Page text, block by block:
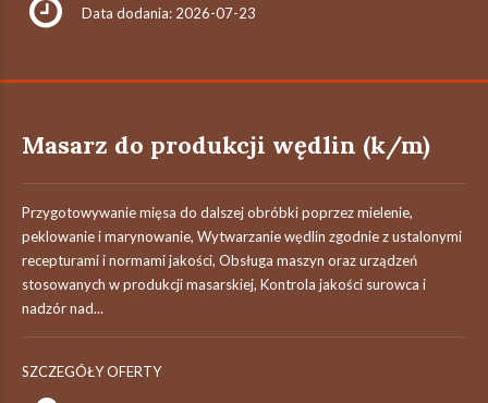
Data dodania: 2026-07-23
Masarz do produkcji wędlin (k/m)
Przygotowywanie mięsa do dalszej obróbki poprzez mielenie,
peklowanie i marynowanie, Wytwarzanie wędlin zgodnie z ustalonymi
recepturami i normami jakości, Obsługa maszyn oraz urządzeń
stosowanych w produkcji masarskiej, Kontrola jakości surowca i
nadzór nad...
SZCZEGÓŁY OFERTY